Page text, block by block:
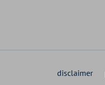
disclaimer